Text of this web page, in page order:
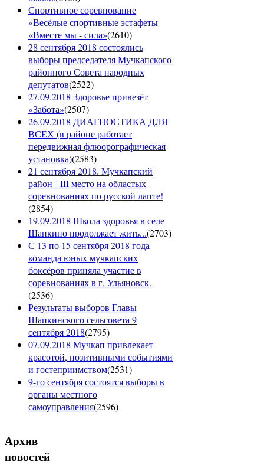
Спортивное соревнование
«Весёлые спортивные эстафеты
«Вместе мы - сила»(2610)
28 сентября 2018 состоялись
выборы председателя Мучкапского
районного Совета народных
депутатов(2522)
27.09.2018 Здоровье привезёт
«Забота»(2507)
26.09.2018 ДИАГНОСТИКА ДЛЯ
ВСЕХ (в районе работает
передвижная флюорографическая
установка)(2583)
21 сентября 2018. Мучкапский
район - III место на областых
соревнованиях по русской лапте!
(2854)
19.09.2018 Школа здоровья в селе
Шапкино продолжает жить...(2703)
С 13 по 15 сентября 2018 года
команда юных мучкапских
боксёров приняла участие в
соревнованиях в г. Ульяновск.
(2536)
Результаты выборов Главы
Шапкинского сельсовета 9
сентября 2018(2795)
07.09.2018 Мучкап привлекает
красотой, позитивными событиями
и гостеприимством(2531)
9-го сентября состоятся выборы в
органы местного
самоуправления(2596)
Архив
новостей